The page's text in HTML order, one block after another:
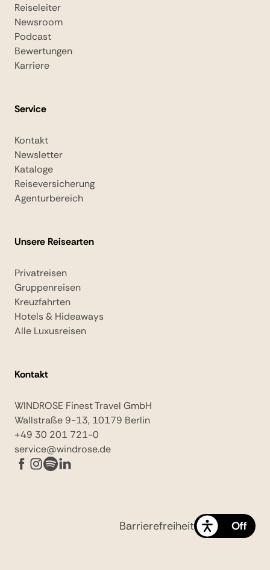
Reiseleiter
Newsroom
Podcast
Bewertungen
Karriere
Service
Kontakt
Newsletter
Kataloge
Reiseversicherung
Agenturbereich
Unsere Reisearten
Privatreisen
Gruppenreisen
Kreuzfahrten
Hotels & Hideaways
Alle Luxusreisen
Kontakt
WINDROSE Finest Travel GmbH
Wallstraße 9-13, 10179 Berlin
+49 30 201 721-0
service@windrose.de
Barrierefreiheit On Off